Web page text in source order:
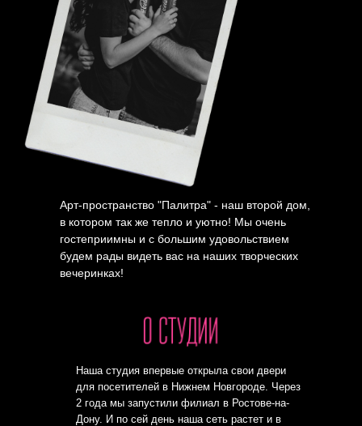
Арт-пространство "Палитра" - наш второй дом,
в котором так же тепло и уютно! Мы очень
гостеприимны и с большим удовольствием
будем рады видеть вас на наших творческих
вечеринках!
Наша студия впервые открыла свои двери
для посетителей в Нижнем Новгороде. Через
2 года мы запустили филиал в Ростове-на-
Дону. И по сей день наша сеть растет и в